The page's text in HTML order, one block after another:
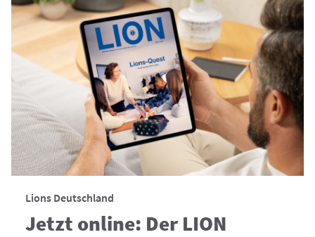
Lions Deutschland
Jetzt online: Der LION